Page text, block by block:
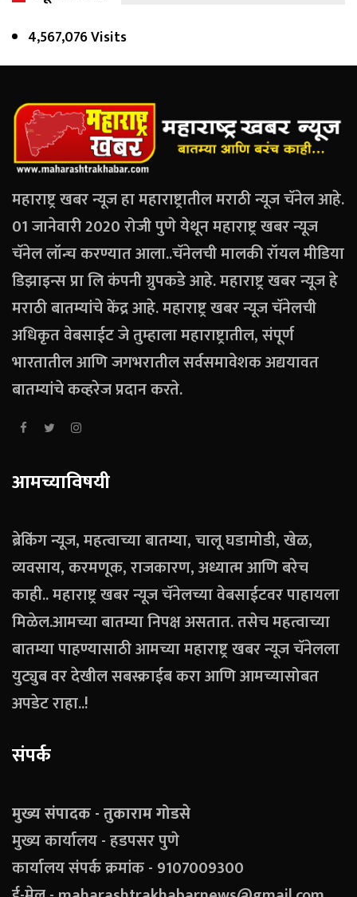
4,567,076 Visits
महाराष्ट्र खबर न्यूज हा महाराष्ट्रातील मराठी न्यूज चॅनेल आहे.
01 जानेवारी 2020 रोजी पुणे येथून महाराष्ट्र खबर न्यूज
चॅनेल लॉन्च करण्यात आला..चॅनेलची मालकी रॉयल मीडिया
डिझाइन्स प्रा लि कंपनी ग्रुपकडे आहे. महाराष्ट्र खबर न्यूज हे
मराठी बातम्यांचे केंद्र आहे. महाराष्ट्र खबर न्यूज चॅनेलची
अधिकृत वेबसाईट जे तुम्हाला महाराष्ट्रातील, संपूर्ण
भारतातील आणि जगभरातील सर्वसमावेशक अद्ययावत
बातम्यांचे कव्हरेज प्रदान करते.
आमच्याविषयी
ब्रेकिंग न्यूज, महत्वाच्या बातम्या, चालू घडामोडी, खेळ,
व्यवसाय, करमणूक, राजकारण, अध्यात्म आणि बरेच
काही.. महाराष्ट्र खबर न्यूज चॅनेलच्या वेबसाईटवर पाहायला
मिळेल.आमच्या बातम्या निपक्ष असतात. तसेच महत्वाच्या
बातम्या पाहण्यासाठी आमच्या महाराष्ट्र खबर न्यूज चॅनेलला
युट्युब वर देखील सबस्क्राईब करा आणि आमच्यासोबत
अपडेट राहा..!
संपर्क
मुख्य संपादक - तुकाराम गोडसे
मुख्य कार्यालय - हडपसर पुणे
कार्यालय संपर्क क्रमांक - 9107009300